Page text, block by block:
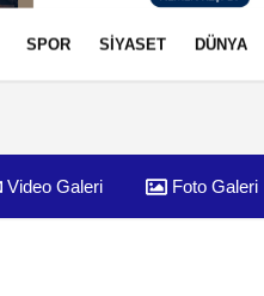
SPOR SİYASET DÜNYA
Video Galeri Foto Galeri